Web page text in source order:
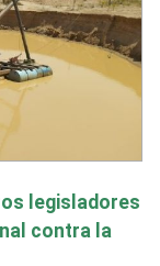
legisladores
contra la